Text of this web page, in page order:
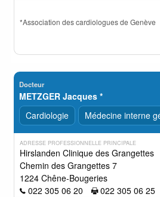
*Association des cardiologues de Genève
Docteur
METZGER Jacques *
Cardiologie
Médecine interne
ADRESSE PROFESSIONNELLE PRINCIPALE
Hirslanden Clinique des Grangettes
Chemin des Grangettes 7
1224 Chêne-Bougeries
022 305 06 20
022 305 06 25